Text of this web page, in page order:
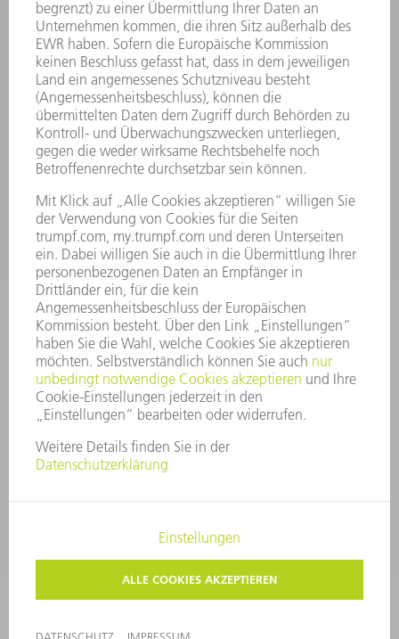
INFORMATION
Häufig gestellte Fragen
Allgemeine Geschäftsbedingungen
KONTAKT
Kundenbetreuung TRUMPF Werkzeugmaschinen
+49 7156 303 33222
Mo - Fr: 07:30 - 17:30 Uhr
Erweiterte Rufbereitschaft per Service App Mo - Fr:
06:30 - 20.00 Uhr Sa: 07:00 - 12:00 Uhr
Kundenbetreuung@trumpf.com
KONTAKT
Service TRUMPF Lasertechnik
+49 7156 303 37444
Mo - Fr: 07:30 - 18:00 Uhr
Additive Manufacturing 07:30 - 17:30 Uhr
spareparts.tld@trumpf.com
COPYRIGHT UND MARKENZEICHEN
NUTZUNGSBEDINGUNGEN
AGB